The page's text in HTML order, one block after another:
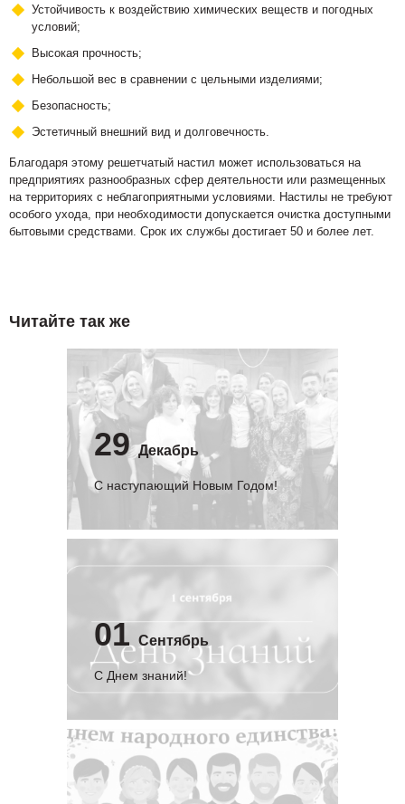
Устойчивость к воздействию химических веществ и погодных
условий;
Высокая прочность;
Небольшой вес в сравнении с цельными изделиями;
Безопасность;
Эстетичный внешний вид и долговечность.
Благодаря этому решетчатый настил может использоваться на
предприятиях разнообразных сфер деятельности или размещенных
на территориях с неблагоприятными условиями. Настилы не требуют
особого ухода, при необходимости допускается очистка доступными
бытовыми средствами. Срок их службы достигает 50 и более лет.
Читайте так же
29 Декабрь
С наступающий Новым Годом!
01 Сентябрь
C Днем знаний!